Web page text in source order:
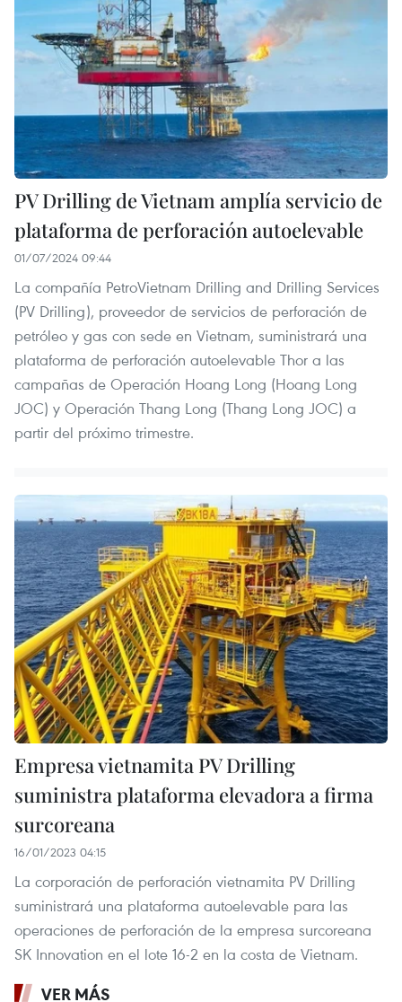
PV Drilling de Vietnam amplía servicio de
plataforma de perforación autoelevable
01/07/2024 09:44
La compañía PetroVietnam Drilling and Drilling Services
(PV Drilling), proveedor de servicios de perforación de
petróleo y gas con sede en Vietnam, suministrará una
plataforma de perforación autoelevable Thor a las
campañas de Operación Hoang Long (Hoang Long
JOC) y Operación Thang Long (Thang Long JOC) a
partir del próximo trimestre.
Empresa vietnamita PV Drilling
suministra plataforma elevadora a firma
surcoreana
16/01/2023 04:15
La corporación de perforación vietnamita PV Drilling
suministrará una plataforma autoelevable para las
operaciones de perforación de la empresa surcoreana
SK Innovation en el lote 16-2 en la costa de Vietnam.
VER MÁS